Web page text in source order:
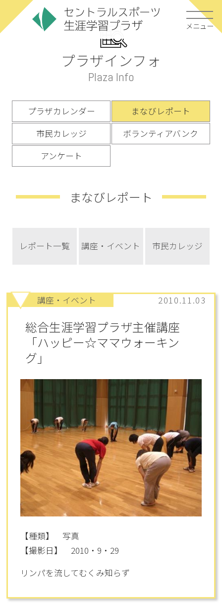
メニュー
プラザインフォ
Plaza Info
まなびレポート
プラザカレンダー
まなびレポート
市民カレッジ
ボランティアバンク
アンケート
レポート一覧 講座・イベント 市民カレッジ
講座・イベント 2010.11.03
総合生涯学習プラザ主催講座
「ハッピー☆ママウォーキン
グ」
【種類】 写真
【撮影日】 2010・9・29
リンパを流してむくみ知らず